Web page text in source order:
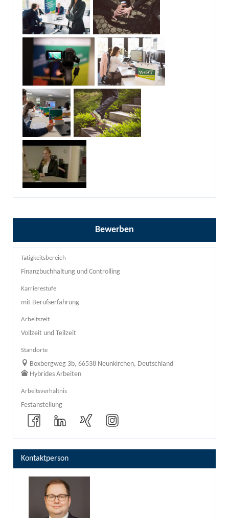
Bewerben
Tätigkeitsbereich
Finanzbuchhaltung und Controlling
Karrierestufe
mit Berufserfahrung
Arbeitszeit
Vollzeit und Teilzeit
Standorte
Boxbergweg 3b, 66538 Neunkirchen, Deutschland
Hybrides Arbeiten
Arbeitsverhältnis
Festanstellung
Kontaktperson